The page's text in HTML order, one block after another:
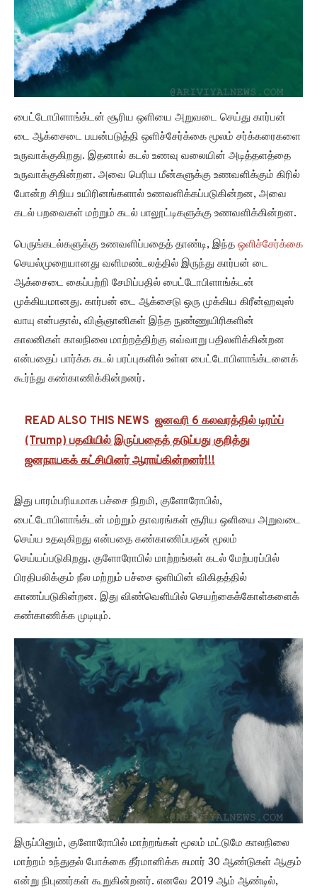
பைட்டோபிளாங்க்டன் சூரிய ஒளியை அறுவடை செய்து கார்பன்
டை ஆக்சைடை பயன்படுத்தி ஒளிச்சேர்க்கை மூலம் சர்க்கரைகளை
உருவாக்குகிறது. இதனால் கடல் உணவு வலையின் அடித்தளத்தை
உருவாக்குகின்றன. அவை பெரிய மீன்களுக்கு உணவளிக்கும் கிரில்
போன்ற சிறிய உயிரினங்களால் உணவளிக்கப்படுகின்றன, அவை
கடல் பறவைகள் மற்றும் கடல் பாலூட்டிகளுக்கு உணவளிக்கின்றன.
பெருங்கடல்களுக்கு உணவளிப்பதைத் தாண்டி, இந்த ஒளிச்சேர்க்கை
செயல்முறையானது வளிமண்டலத்தில் இருந்து கார்பன் டை
ஆக்சைடை கைப்பற்றி சேமிப்பதில் பைட்டோபிளாங்க்டன்
முக்கியமானது. கார்பன் டை ஆக்சைடு ஒரு முக்கிய கிரீன்ஹவுஸ்
வாயு என்பதால், விஞ்ஞானிகள் இந்த நுண்ணுயிரிகளின்
காலனிகள் காலநிலை மாற்றத்திற்கு எவ்வாறு பதிலளிக்கின்றன
என்பதைப் பார்க்க கடல் பரப்புகளில் உள்ள பைட்டோபிளாங்க்டனைக்
கூர்ந்து கண்காணிக்கின்றனர்.
READ ALSO THIS NEWS ஜனவரி 6 கலவரத்தில் டிரம்ப்
(Trump) பதவியில் இருப்பதைத் தடுப்பது குறித்து
ஜனநாயகக் கட்சியினர் ஆராய்கின்றனர்!!!
இது பாரம்பரியமாக பச்சை நிறமி, குளோரோபில்,
பைட்டோபிளாங்க்டன் மற்றும் தாவரங்கள் சூரிய ஒளியை அறுவடை
செய்ய உதவுகிறது என்பதை கண்காணிப்பதன் மூலம்
செய்யப்படுகிறது. குளோரோபில் மாற்றங்கள் கடல் மேற்பரப்பில்
பிரதிபலிக்கும் நீல மற்றும் பச்சை ஒளியின் விகிதத்தில்
காணப்படுகின்றன. இது விண்வெளியில் செயற்கைக்கோள்களைக்
கண்காணிக்க முடியும்.
இருப்பினும், குளோரோபில் மாற்றங்கள் மூலம் மட்டுமே காலநிலை
மாற்றம் உந்துதல் போக்கை தீர்மானிக்க சுமார் 30 ஆண்டுகள் ஆகும்
என்று நிபுணர்கள் கூறுகின்றனர். எனவே 2019 ஆம் ஆண்டில்,